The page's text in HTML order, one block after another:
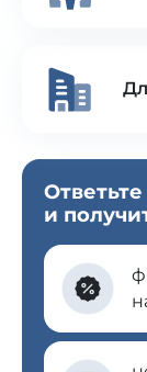
Клопы
Крысы
Мыши
Муравьи
Мухи
Моль
Пест-
и